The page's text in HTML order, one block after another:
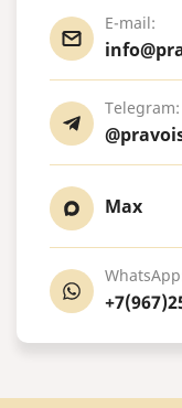
E-mail:
Telegram:
Max